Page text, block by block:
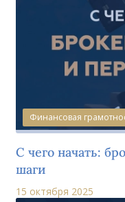
Финансовая
С чего начать:
шаги
15 октября 2025